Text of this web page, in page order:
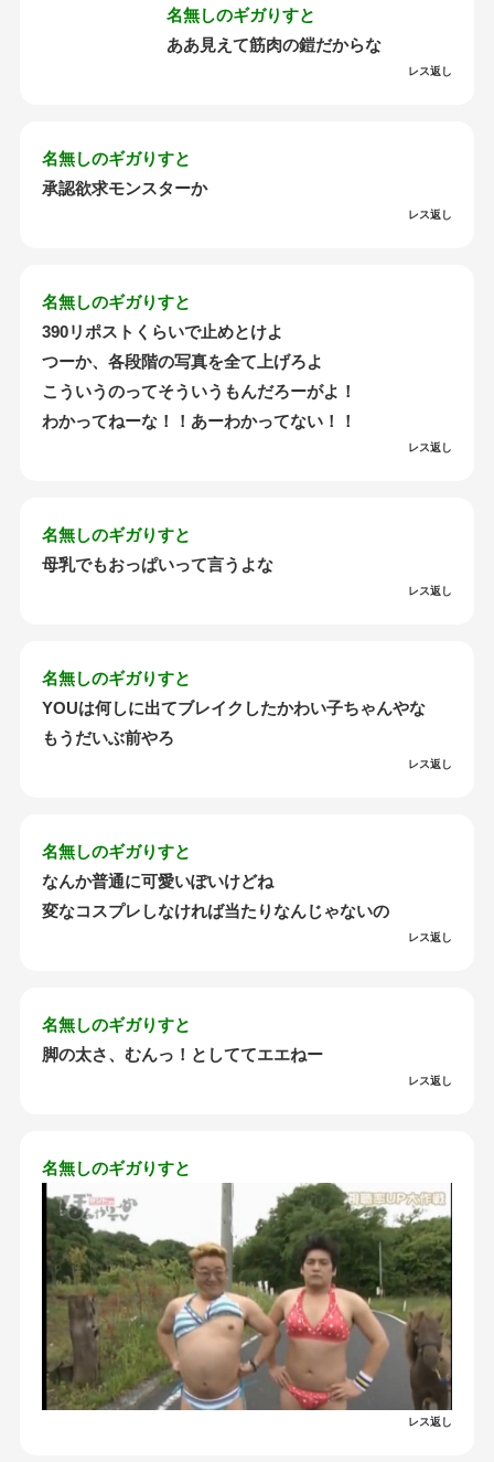
名無しのギガりすと
ああ見えて筋肉の鎧だからな
レス返し
名無しのギガりすと
承認欲求モンスターか
レス返し
名無しのギガりすと
390リポストくらいで止めとけよ
つーか、各段階の写真を全て上げろよ
こういうのってそういうもんだろーがよ！
わかってねーな！！あーわかってない！！
レス返し
名無しのギガりすと
母乳でもおっぱいって言うよな
レス返し
名無しのギガりすと
YOUは何しに出てブレイクしたかわい子ちゃんやな
もうだいぶ前やろ
レス返し
名無しのギガりすと
なんか普通に可愛いぽいけどね
変なコスプレしなければ当たりなんじゃないの
レス返し
名無しのギガりすと
脚の太さ、むんっ！としててエエねー
レス返し
名無しのギガりすと
レス返し